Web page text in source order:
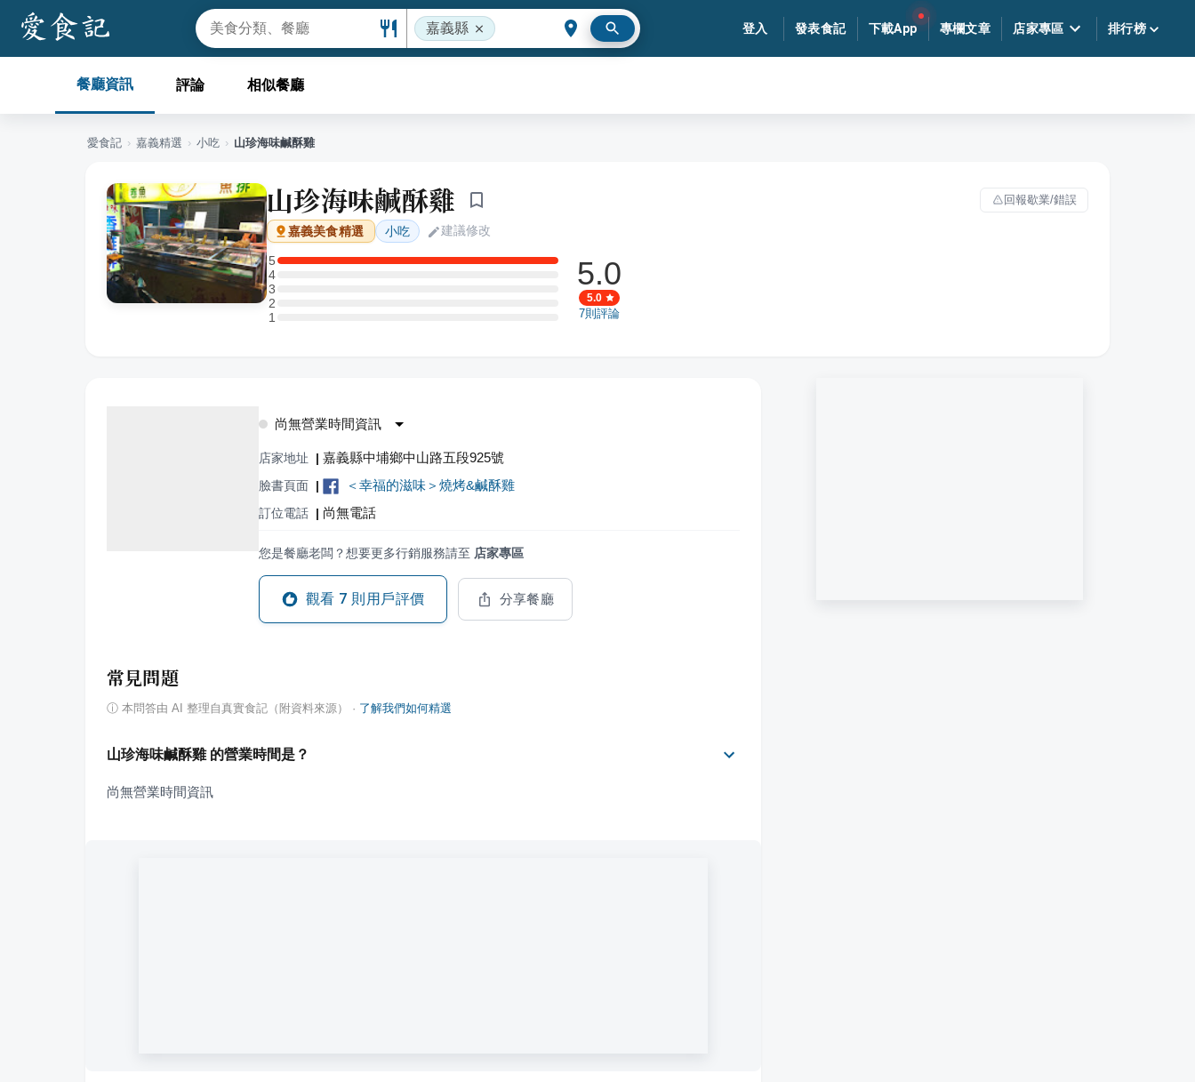
嘉義縣 登入 發表食記 下載App 專欄文章 店家專區 排行榜
餐廳資訊 評論 相似餐廳
愛食記 › 嘉義精選 › 小吃 › 山珍海味鹹酥雞
山珍海味鹹酥雞 回報歇業/錯誤
嘉義美食精選 小吃 建議修改
5
5 星：2 則評論
4
4 星：0 則評論
3
3 星：0 則評論
2
2 星：0 則評論
11 星：0 則評論
5.0
5.0
7則評論
尚無營業時間資訊
店家地址 | 嘉義縣中埔鄉中山路五段925號
臉書頁面 | ＜幸福的滋味＞燒烤&鹹酥雞
訂位電話 | 尚無電話
您是餐廳老闆？想要更多行銷服務請至 店家專區
觀看 7 則用戶評價 分享餐廳
常見問題
ⓘ 本問答由 AI 整理自真實食記（附資料來源） · 了解我們如何精選
山珍海味鹹酥雞 的營業時間是？
尚無營業時間資訊